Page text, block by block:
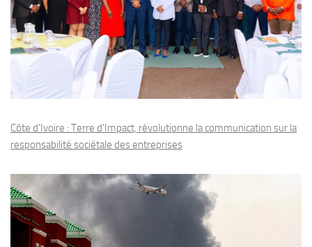
Côte d’Ivoire : Terre d’Impact, révolutionne la communication sur la
responsabilité sociétale des entreprises